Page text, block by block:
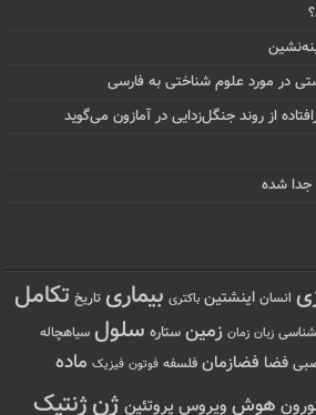
در مورد علوم شناختی به فارسی
از روند جنگل‌زدایی در آمازون می‌گوید
جدا شده
انسان اینشتین باکتری بیماری تاریخ تکامل
زبان زمان زمین ستاره سلول سیاهچاله
فضا فضازمان فلسفه فوتون فیزیک ماده
هوش ویروس پروتئین ژنژنتیک